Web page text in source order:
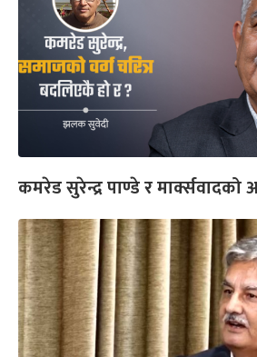
कमरेड सुरेन्द्र पाण्डे र मार्क्सवादको